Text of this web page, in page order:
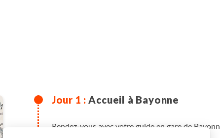
Accueil à Bayonne
Rendez-vous avec votre guide en gare de